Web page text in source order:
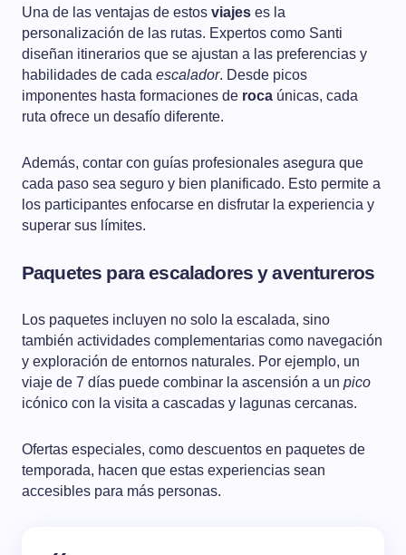
Una de las ventajas de estos viajes es la
personalización de las rutas. Expertos como Santi
diseñan itinerarios que se ajustan a las preferencias y
habilidades de cada escalador. Desde picos
imponentes hasta formaciones de roca únicas, cada
ruta ofrece un desafío diferente.
Además, contar con guías profesionales asegura que
cada paso sea seguro y bien planificado. Esto permite a
los participantes enfocarse en disfrutar la experiencia y
superar sus límites.
Paquetes para escaladores y aventureros
Los paquetes incluyen no solo la escalada, sino
también actividades complementarias como navegación
y exploración de entornos naturales. Por ejemplo, un
viaje de 7 días puede combinar la ascensión a un pico
icónico con la visita a cascadas y lagunas cercanas.
Ofertas especiales, como descuentos en paquetes de
temporada, hacen que estas experiencias sean
accesibles para más personas.